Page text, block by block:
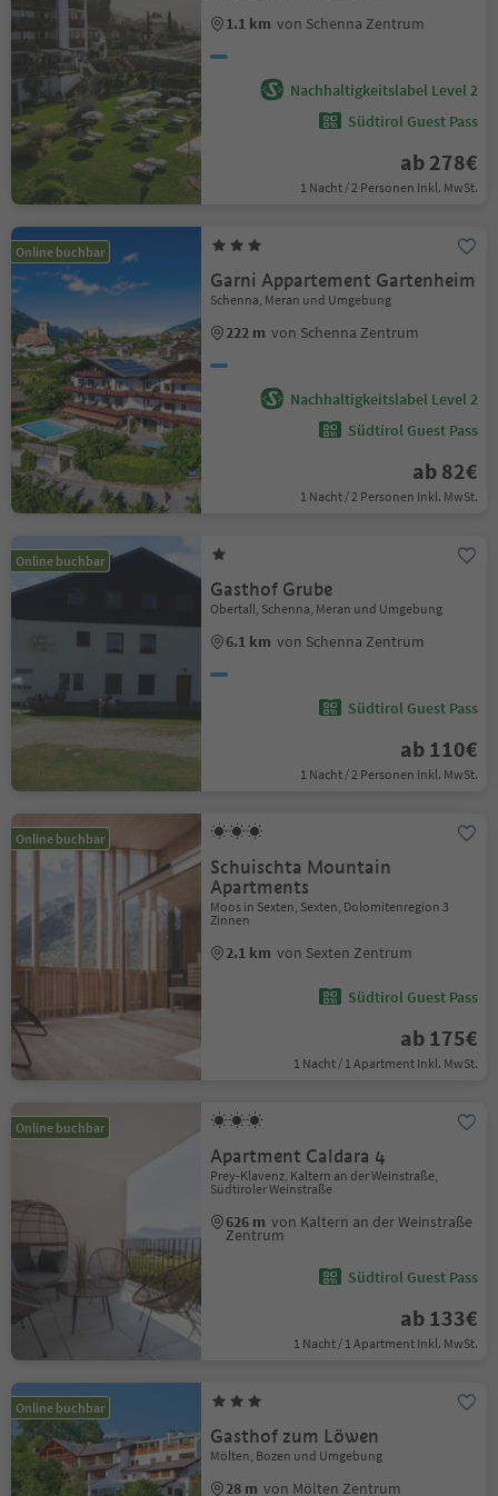
1.1 km von Schenna Zentrum
Nachhaltigkeitslabel Level 2
Südtirol Guest Pass
ab 278€
1 Nacht / 2 Personen Inkl. MwSt.
Online buchbar
Garni Appartement Gartenheim
Schenna, Meran und Umgebung
222 m von Schenna Zentrum
Nachhaltigkeitslabel Level 2
Südtirol Guest Pass
ab 82€
1 Nacht / 2 Personen Inkl. MwSt.
Online buchbar
Gasthof Grube
Obertall, Schenna, Meran und Umgebung
6.1 km von Schenna Zentrum
Südtirol Guest Pass
ab 110€
1 Nacht / 2 Personen Inkl. MwSt.
Online buchbar
Schuischta Mountain
Apartments
Moos in Sexten, Sexten, Dolomitenregion 3
Zinnen
2.1 km von Sexten Zentrum
Südtirol Guest Pass
ab 175€
1 Nacht / 1 Apartment Inkl. MwSt.
Online buchbar
Apartment Caldara 4
Prey-Klavenz, Kaltern an der Weinstraße,
Südtiroler Weinstraße
626 m von Kaltern an der Weinstraße
Zentrum
Südtirol Guest Pass
ab 133€
1 Nacht / 1 Apartment Inkl. MwSt.
Online buchbar
Gasthof zum Löwen
Mölten, Bozen und Umgebung
28 m von Mölten Zentrum